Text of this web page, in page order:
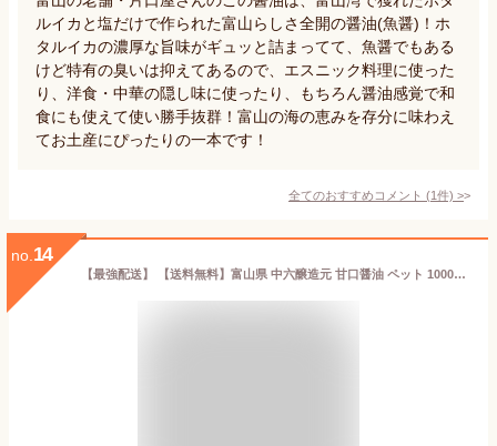
ルイカと塩だけで作られた富山らしさ全開の醤油(魚醤)！ホ
タルイカの濃厚な旨味がギュッと詰まってて、魚醤でもある
けど特有の臭いは抑えてあるので、エスニック料理に使った
り、洋食・中華の隠し味に使ったり、もちろん醤油感覚で和
食にも使えて使い勝手抜群！富山の海の恵みを存分に味わえ
てお土産にぴったりの一本です！
全てのおすすめコメント (1件) >
no. 14
【最強配送】 【送料無料】富山県 中六醸造元 甘口醤油 ペット 1000ml 1L×6本 新湊 魚に合う醤油 なかろく